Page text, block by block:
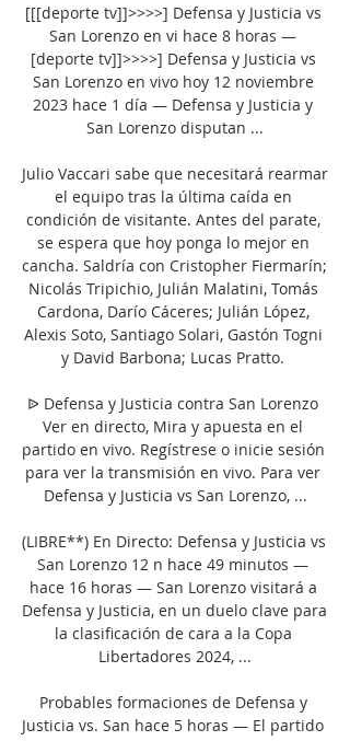
[[[deporte tv]]>>>>] Defensa y Justicia vs
San Lorenzo en vi hace 8 horas —
[deporte tv]]>>>>] Defensa y Justicia vs
San Lorenzo en vivo hoy 12 noviembre
2023 hace 1 día — Defensa y Justicia y
San Lorenzo disputan ...
Julio Vaccari sabe que necesitará rearmar
el equipo tras la última caída en
condición de visitante. Antes del parate,
se espera que hoy ponga lo mejor en
cancha. Saldría con Cristopher Fiermarín;
Nicolás Tripichio, Julián Malatini, Tomás
Cardona, Darío Cáceres; Julián López,
Alexis Soto, Santiago Solari, Gastón Togni
y David Barbona; Lucas Pratto.
ᐉ Defensa y Justicia contra San Lorenzo
Ver en directo, Mira y apuesta en el
partido en vivo. Regístrese o inicie sesión
para ver la transmisión en vivo. Para ver
Defensa y Justicia vs San Lorenzo, ...
(LIBRE**) En Directo: Defensa y Justicia vs
San Lorenzo 12 n hace 49 minutos —
hace 16 horas — San Lorenzo visitará a
Defensa y Justicia, en un duelo clave para
la clasificación de cara a la Copa
Libertadores 2024, ...
Probables formaciones de Defensa y
Justicia vs. San hace 5 horas — El partido